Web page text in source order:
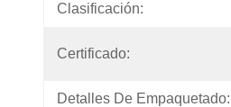
Clasificación:
Certificado:
Detalles De Empaquetado: